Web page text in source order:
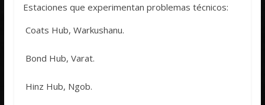
Estaciones que experimentan problemas técnicos:
 Coats Hub, Warkushanu.
 Bond Hub, Varat.
 Hinz Hub, Ngob.